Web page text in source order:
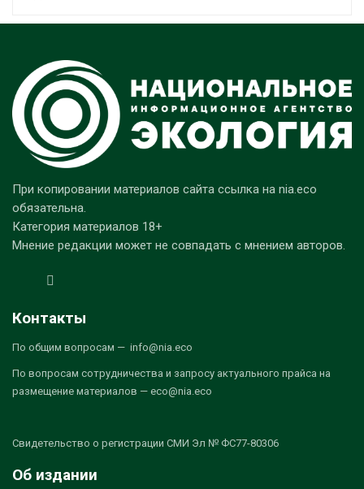
При копировании материалов сайта ссылка на nia.eco
обязательна.
Категория материалов 18+
Мнение редакции может не совпадать с мнением авторов.
Контакты
По общим вопросам — info@nia.eco
По вопросам сотрудничества и запросу актуального прайса на
размещение материалов — eco@nia.eco
Свидетельство о регистрации СМИ Эл № ФС77-80306
Об издании